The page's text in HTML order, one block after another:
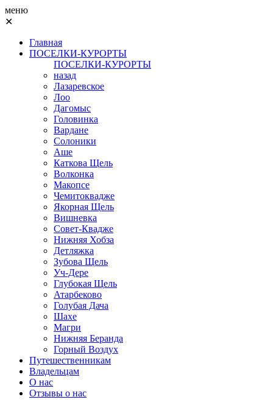
меню
✕
Главная
ПОСЕЛКИ-КУРОРТЫ
ПОСЕЛКИ-КУРОРТЫ
назад
Лазаревское
Лоо
Дагомыс
Головинка
Вардане
Солоники
Аше
Каткова Щель
Волконка
Макопсе
Чемитоквадже
Якорная Щель
Вишневка
Совет-Квадже
Нижняя Хобза
Детляжка
Зубова Щель
Уч-Дере
Глубокая Щель
Атарбеково
Голубая Дача
Шахе
Магри
Нижняя Беранда
Горный Воздух
Путешественникам
Владельцам
О нас
Отзывы о нас